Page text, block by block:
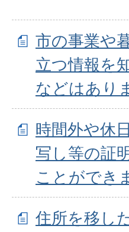
市の事業や
立つ情報を
などはあり
時間外や休
写し等の証
ことができ
住所を移し